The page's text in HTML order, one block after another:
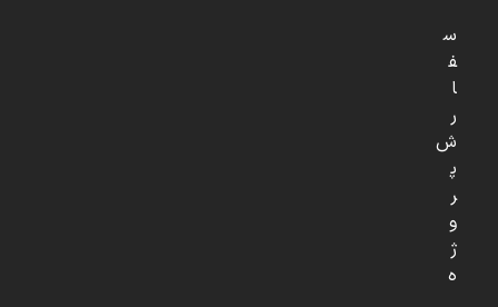
س
ف
ا
ر
ش
پ
ر
و
ژ
ه